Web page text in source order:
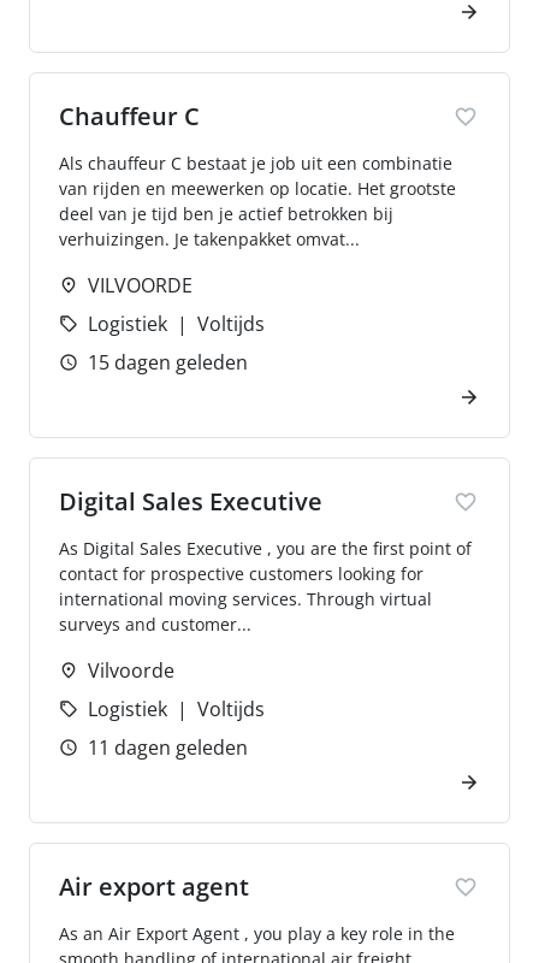
Chauffeur C
Als chauffeur C bestaat je job uit een combinatie
van rijden en meewerken op locatie. Het grootste
deel van je tijd ben je actief betrokken bij
verhuizingen. Je takenpakket omvat...
VILVOORDE
Logistiek
Voltijds
15 dagen geleden
Digital Sales Executive
As Digital Sales Executive , you are the first point of
contact for prospective customers looking for
international moving services. Through virtual
surveys and customer...
Vilvoorde
Logistiek
Voltijds
11 dagen geleden
Air export agent
As an Air Export Agent , you play a key role in the